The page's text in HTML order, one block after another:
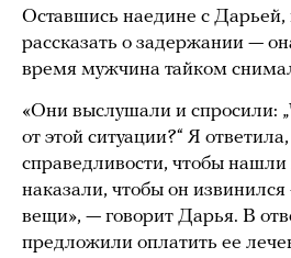
Оставшись наедине с Дарьей,
рассказать о задержании —
время мужчина тайком
«Они выслушали и спросили:
от этой ситуации?“ Я
справедливости, чтобы нашли
наказали, чтобы он
вещи», — говорит Дарья. В
предложили оплатить ее